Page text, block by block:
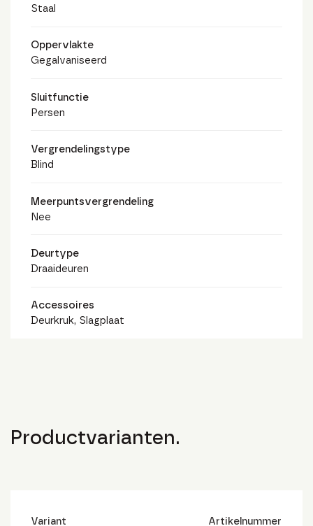
Staal
Oppervlakte
Gegalvaniseerd
Sluitfunctie
Persen
Vergrendelingstype
Blind
Meerpuntsvergrendeling
Nee
Deurtype
Draaideuren
Accessoires
Deurkruk, Slagplaat
Productvarianten.
Variant Artikelnummer